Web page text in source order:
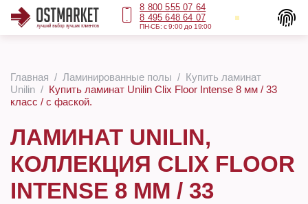
8 800 555 07 64
8 495 648 64 07
ПН-СБ: с 9:00 до 19:00
Главная Ламинированные полы
Купить ламинат
Unilin
Купить ламинат Unilin Clix Floor Intense 8 мм / 33
класс / с фаской.
ЛАМИНАТ UNILIN,
КОЛЛЕКЦИЯ CLIX FLOOR
INTENSE 8 ММ / 33